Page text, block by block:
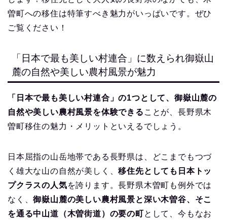
曽町への移住は特筆すべき魅力がいっぱいです。ぜひ
ご覧ください！
「日本で最も美しい村連合」に数えられ御嶽山
麓の自然や美しい農村風景が魅力
「日本で最も美しい村連合」の1つとして、御嶽山麓の
自然や美しい農村風景を体験できる ことが、長野県木
曽町移住の魅力・メリットといえるでしょう。
日本屈指の山岳地帯である長野県は、どこまでもつづ
く雄大な山の自然が美しく、移住先としても日本トッ
プクラスの人気を誇ります。長野県木曽町も例外では
なく、御嶽山麓の美しい農村風景と深い木曽谷、そこ
を通る中山道（木曽街道）の要の町として、今もなお